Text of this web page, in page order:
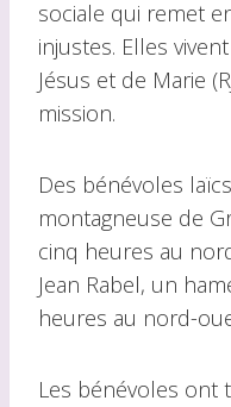
sociale qui remet
injustes. Elles
Jésus et de Marie
mission.
Des bénévoles
montagneuse de
cinq heures au
Jean Rabel, un
heures au nord-
Les bénévoles ont